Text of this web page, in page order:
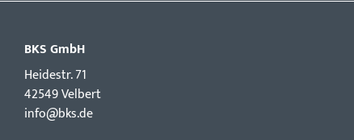
BKS GmbH
Hei­destr. 71
42549 Velbert
info@bks.de